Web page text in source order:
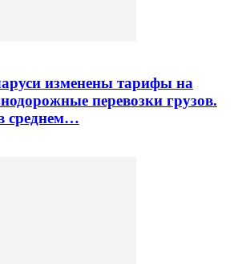
изменены тарифы на
перевозки грузов.
среднем…